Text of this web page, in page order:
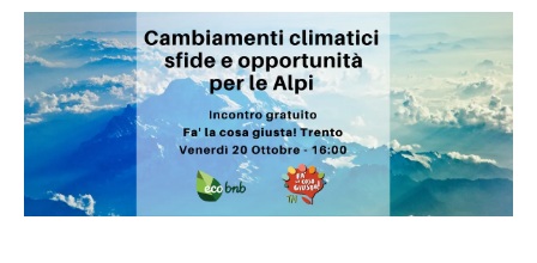
Chi Siamo
Partner
Contatti
Italiano
German